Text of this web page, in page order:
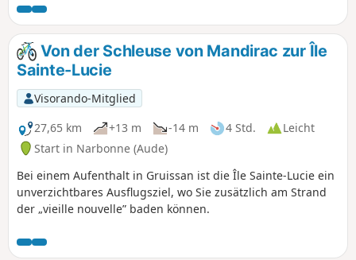
Spaziergang entlang des Wassers zu
erkunden, wo Sie das Ökosystem der
Feuchtgebiete entdecken können. Ein
Ausflug in die Ausläufer des Massif de
la Clape rund um das Anwesen
Domaine de la Capoulade bietet Ihnen
bezaubernde Ausblicke. Schlendern Sie
zum Abschluss durch das alte Gruissan
und besuchen Sie den Tour
Barberousse, um einen schönen Tag
ausklingen zu lassen.
Von der Schleuse von Mandirac zur Île
Sainte-Lucie
Visorando-Mitglied
27,65 km
+13 m -14 m 4 Std.
Leicht
Start in Narbonne (Aude)
Bei einem Aufenthalt in Gruissan ist die Île Sainte-Lucie ein
unverzichtbares Ausflugsziel, wo Sie zusätzlich am Strand
der „vieille nouvelle” baden können.